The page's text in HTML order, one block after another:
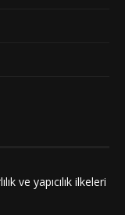
ve yapıcılık ilkeleri